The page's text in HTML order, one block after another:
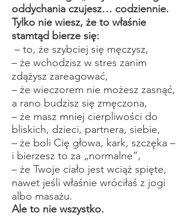
oddychania czujesz… codziennie.
Tylko nie wiesz, że to właśnie
stamtąd bierze się:
– to, że szybciej się męczysz,
– że wchodzisz w stres zanim
zdążysz zareagować,
– że wieczorem nie możesz zasnąć,
a rano budzisz się zmęczona,
– że masz mniej cierpliwości do
bliskich, dzieci, partnera, siebie,
– że boli Cię głowa, kark, szczęka –
i bierzesz to za „normalne”,
– że Twoje ciało jest wciąż spięte,
nawet jeśli właśnie wróciłaś z jogi
albo masażu.
Ale to nie wszystko.